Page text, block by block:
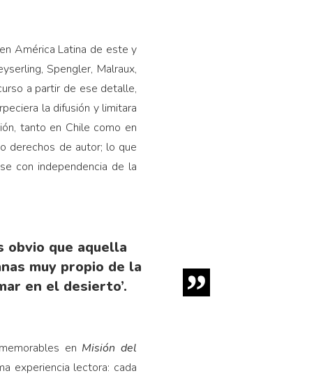
América Latina de este y
Spengler, Malraux,
a partir de ese detalle,
la difusión y limitara
tanto en Chile como en
derechos de autor; lo que
con independencia de la
obvio que aquella
muy propio de la
en el desierto’.
en Misión del
experiencia lectora: cada